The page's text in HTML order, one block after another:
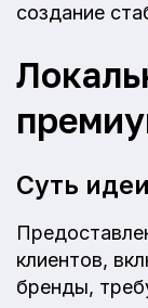
создание
Суть идеи
клиентов,
бренды,